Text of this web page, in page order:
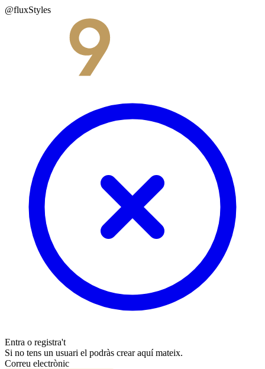
@fluxStyles
Entra o registra't
Si no tens un usuari el podràs crear aquí mateix.
Correu electrònic